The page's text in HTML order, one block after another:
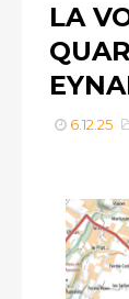
LA
6.12.25